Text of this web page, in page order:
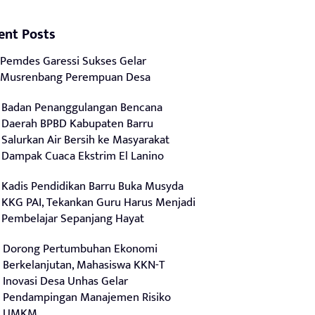
Posts
Pemdes Garessi Sukses Gelar
Musrenbang Perempuan Desa
Badan Penanggulangan Bencana
Daerah BPBD Kabupaten Barru
Salurkan Air Bersih ke Masyarakat
Dampak Cuaca Ekstrim El Lanino
Kadis Pendidikan Barru Buka Musyda
KKG PAI, Tekankan Guru Harus Menjadi
Pembelajar Sepanjang Hayat
Dorong Pertumbuhan Ekonomi
Berkelanjutan, Mahasiswa KKN-T
Inovasi Desa Unhas Gelar
Pendampingan Manajemen Risiko